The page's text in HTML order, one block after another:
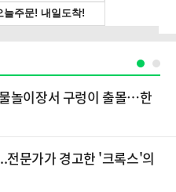
놀이장서 구렁이 출몰…한
문가가 경고한 '크록스'의